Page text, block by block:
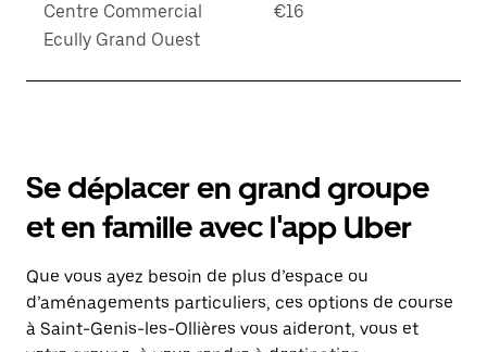
Centre Commercial
Ecully Grand Ouest
€16
Se déplacer en grand groupe
et en famille avec l'app Uber
Que vous ayez besoin de plus d’espace ou
d’aménagements particuliers, ces options de course
à Saint-Genis-les-Ollières vous aideront, vous et